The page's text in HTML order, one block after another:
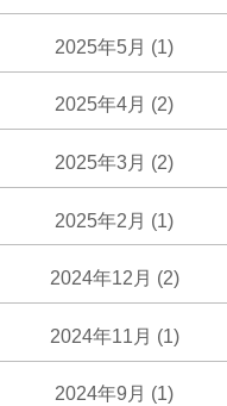
2025年5月 (1)
2025年4月 (2)
2025年3月 (2)
2025年2月 (1)
2024年12月 (2)
2024年11月 (1)
2024年9月 (1)